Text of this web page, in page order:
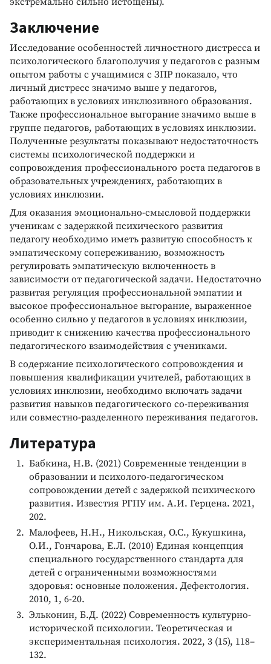
Заключение
Исследование особенностей личностного дистресса и
психологического благополучия у педагогов с разным
опытом работы с учащимися с ЗПР показало, что
личный дистресс значимо выше у педагогов,
работающих в условиях инклюзивного образования.
Также профессиональное выгорание значимо выше в
группе педагогов, работающих в условиях инклюзии.
Полученные результаты показывают недостаточность
системы психологической поддержки и
сопровождения профессионального роста педагогов в
образовательных учреждениях, работающих в
условиях инклюзии.
Для оказания эмоционально-смысловой поддержки
ученикам с задержкой психического развития
педагогу необходимо иметь развитую способность к
эмпатическому сопереживанию, возможность
регулировать эмпатическую включенность в
зависимости от педагогической задачи. Недостаточно
развитая регуляция профессиональной эмпатии и
высокое профессиональное выгорание, выраженное
особенно сильно у педагогов в условиях инклюзии,
приводит к снижению качества профессионального
педагогического взаимодействия с учениками.
В содержание психологического сопровождения и
повышения квалификации учителей, работающих в
условиях инклюзии, необходимо включать задачи
развития навыков педагогического со-переживания
или совместно-разделенного переживания педагогов.
Литература
Бабкина, Н.В. (2021) Современные тенденции в
образовании и психолого-педагогическом
сопровождении детей с задержкой психического
развития. Известия РГПУ им. А.И. Герцена. 2021,
202.
Малофеев, Н.Н., Никольская, О.С., Кукушкина,
О.И., Гончарова, Е.Л. (2010) Единая концепция
специального государственного стандарта для
детей с ограниченными возможностями
здоровья: основные положения. Дефектология.
2010, 1, 6-20.
Эльконин, Б.Д. (2022) Современность культурно-
исторической психологии. Теоретическая и
экспериментальная психология. 2022, 3 (15), 118–
132.